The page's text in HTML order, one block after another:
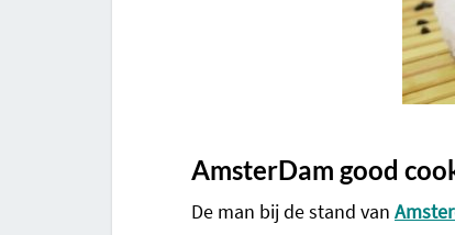
AmsterDam good
De man bij de stand van